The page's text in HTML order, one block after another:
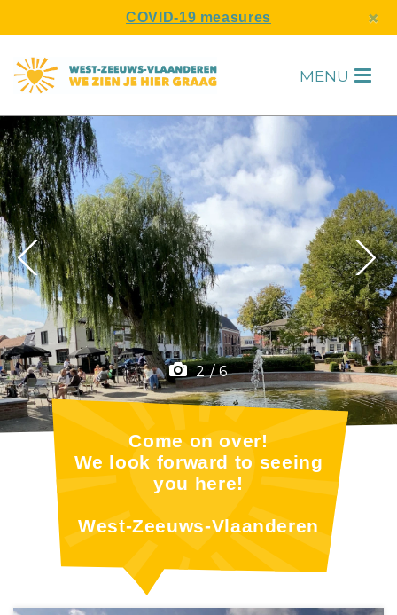
COVID-19 measures ×
MENU H
F 2/6
Come on over!
We look forward to seeing
you here!
West-Zeeuws-Vlaanderen